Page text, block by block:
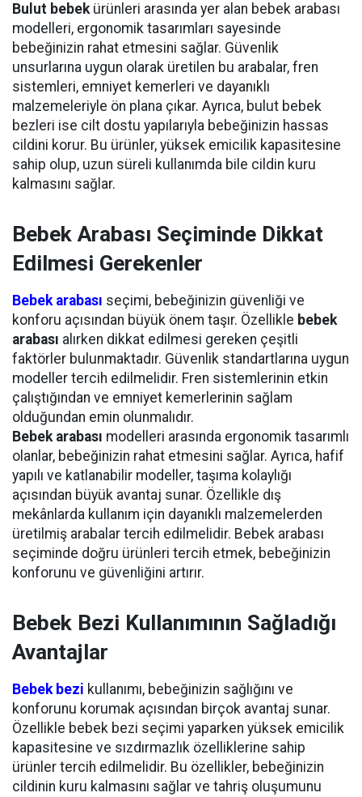
Bulut bebekürünleri arasında yer alan bebek arabası
modelleri, ergonomik tasarımları sayesinde
bebeğinizin rahat etmesini sağlar. Güvenlik
unsurlarına uygun olarak üretilen bu arabalar, fren
sistemleri, emniyet kemerleri ve dayanıklı
malzemeleriyle ön plana çıkar. Ayrıca, bulut bebek
bezleri ise cilt dostu yapılarıyla bebeğinizin hassas
cildini korur. Bu ürünler, yüksek emicilik kapasitesine
sahip olup, uzun süreli kullanımda bile cildin kuru
kalmasını sağlar.
Bebek Arabası Seçiminde Dikkat
Edilmesi Gerekenler
Bebek arabası seçimi, bebeğinizin güvenliği ve
konforu açısından büyük önem taşır. Özellikle bebek
arabası alırken dikkat edilmesi gereken çeşitli
faktörler bulunmaktadır. Güvenlik standartlarına uygun
modeller tercih edilmelidir. Fren sistemlerinin etkin
çalıştığından ve emniyet kemerlerinin sağlam
olduğundan emin olunmalıdır.
Bebek arabası modelleri arasında ergonomik tasarımlı
olanlar, bebeğinizin rahat etmesini sağlar. Ayrıca, hafif
yapılı ve katlanabilir modeller, taşıma kolaylığı
açısından büyük avantaj sunar. Özellikle dış
mekânlarda kullanım için dayanıklı malzemelerden
üretilmiş arabalar tercih edilmelidir. Bebek arabası
seçiminde doğru ürünleri tercih etmek, bebeğinizin
konforunu ve güvenliğini artırır.
Bebek Bezi Kullanımının Sağladığı
Avantajlar
Bebek bezi kullanımı, bebeğinizin sağlığını ve
konforunu korumak açısından birçok avantaj sunar.
Özellikle bebek bezi seçimi yaparken yüksek emicilik
kapasitesine ve sızdırmazlık özelliklerine sahip
ürünler tercih edilmelidir. Bu özellikler, bebeğinizin
cildinin kuru kalmasını sağlar ve tahriş oluşumunu